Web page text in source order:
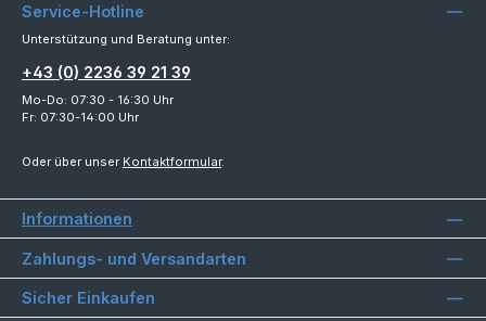
Service-Hotline
Unterstützung und Beratung unter:
+43 (0) 2236 39 21 39
Mo-Do: 07:30 - 16:30 Uhr
Fr: 07:30-14:00 Uhr
Oder über unser Kontaktformular.
Informationen
Zahlungs- und Versandarten
Sicher Einkaufen